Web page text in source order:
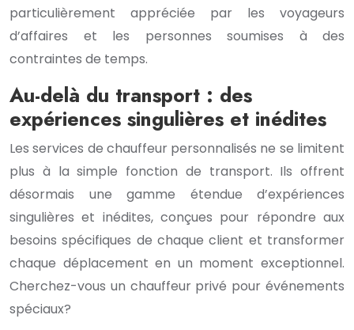
particulièrement appréciée par les voyageurs
d’affaires et les personnes soumises à des
contraintes de temps.
Au-delà du transport : des
expériences singulières et inédites
Les services de chauffeur personnalisés ne se limitent
plus à la simple fonction de transport. Ils offrent
désormais une gamme étendue d’expériences
singulières et inédites, conçues pour répondre aux
besoins spécifiques de chaque client et transformer
chaque déplacement en un moment exceptionnel.
Cherchez-vous un chauffeur privé pour événements
spéciaux?